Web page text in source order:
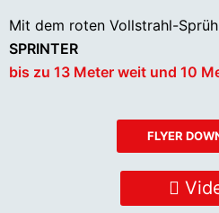
Mit dem roten Vollstrahl-
SPRINTER
bis zu 13 Meter weit und 10
FLYER